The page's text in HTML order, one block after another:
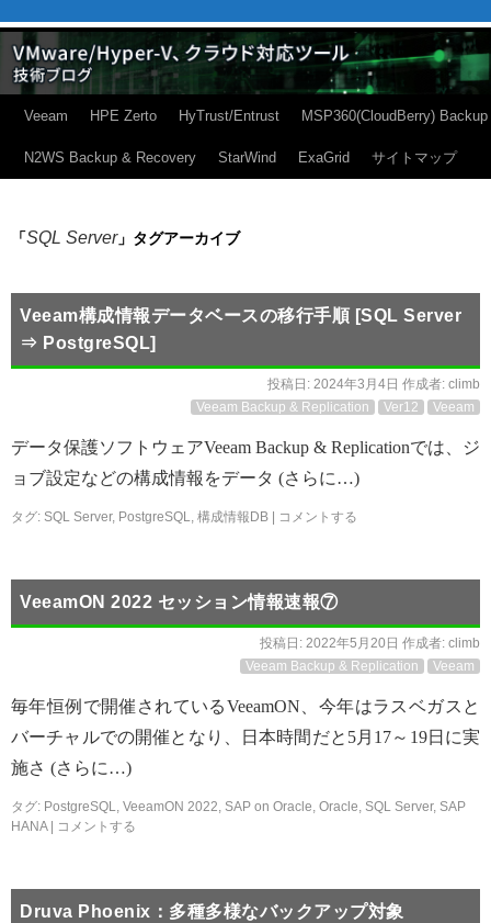
Veeam HPE Zerto HyTrust/Entrust MSP360(CloudBerry) Backup
N2WS Backup & Recovery StarWind ExaGrid サイトマップ
「SQL Server」タグアーカイブ
Veeam構成情報データベースの移行手順 [SQL Server
⇒ PostgreSQL]
投稿日: 2024年3月4日 作成者: climb
Veeam Backup & Replication
Ver12 Veeam
データ保護ソフトウェアVeeam Backup & Replicationでは、ジ
ョブ設定などの構成情報をデータ (さらに…)
タグ: SQL Server, PostgreSQL, 構成情報DB コメントする
VeeamON 2022 セッション情報速報⑦
投稿日: 2022年5月20日 作成者: climb
Veeam Backup & Replication
Veeam
毎年恒例で開催されているVeeamON、今年はラスベガスと
バーチャルでの開催となり、日本時間だと5月17～19日に実
施さ (さらに…)
タグ: PostgreSQL, VeeamON 2022, SAP on Oracle, Oracle, SQL Server, SAP
HANA
コメントする
Druva Phoenix：多種多様なバックアップ対象